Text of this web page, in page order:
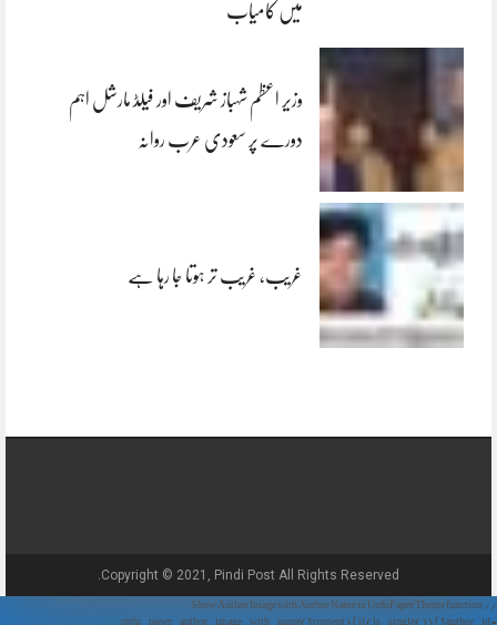
میں کامیاب
وزیر اعظم شہباز شریف اور فیلڈ مارشل اہم
دورے پر سعودی عرب روانہ
غریب، غریب تر ہوتا جا رہا ہے
Copyright © 2021, Pindi Post All Rights Reserved.
// Show Author Image with Author Name in UrduPaper Theme function
urdu_paper_author_image_with_name($content) { if (is_single()) { $author_id =